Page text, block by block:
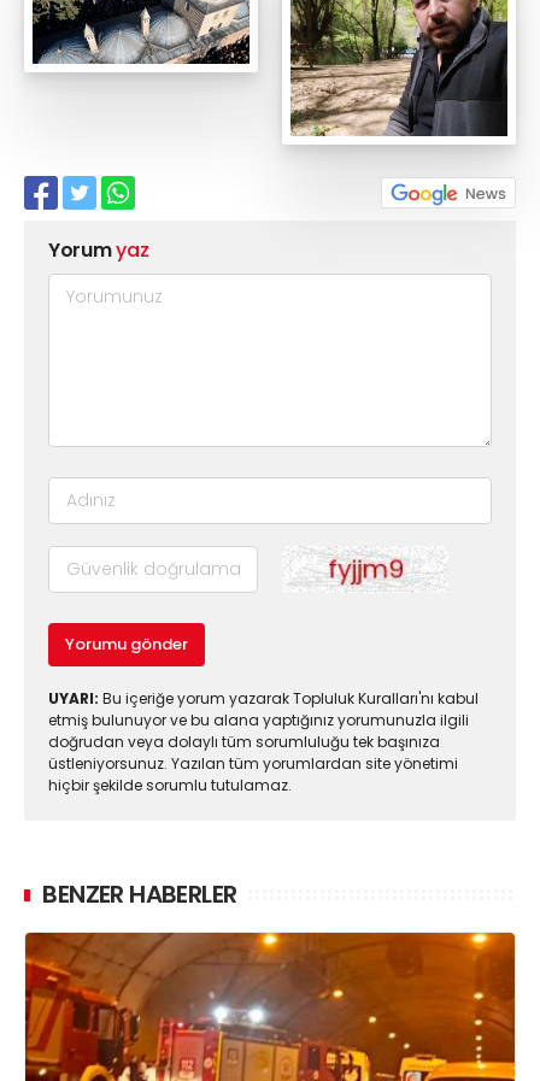
Yorumyaz
Yorumu gönder
UYARI: Bu içeriğe yorum yazarak Topluluk Kuralları'nı kabul
etmiş bulunuyor ve bu alana yaptığınız yorumunuzla ilgili
doğrudan veya dolaylı tüm sorumluluğu tek başınıza
üstleniyorsunuz. Yazılan tüm yorumlardan site yönetimi
hiçbir şekilde sorumlu tutulamaz.
BENZER HABERLER